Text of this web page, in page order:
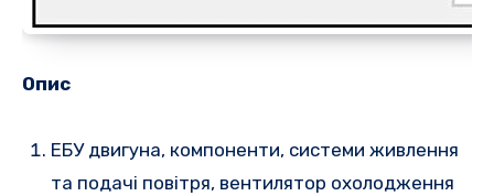
Опис
ЕБУ двигуна, компоненти, системи живлення
та подачі повітря, вентилятор охолодження